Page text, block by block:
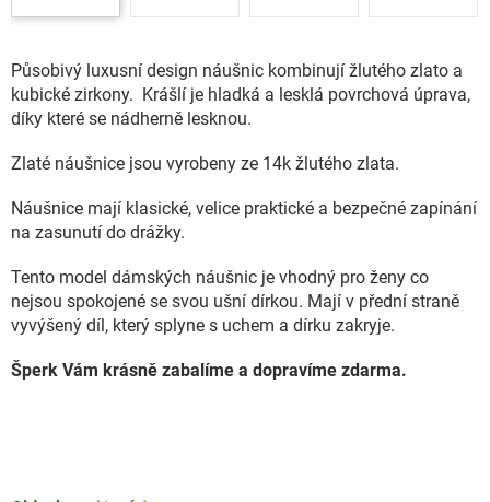
Působivý luxusní design náušnic kombinují žlutého zlato a
kubické zirkony. Krášlí je hladká a lesklá povrchová úprava,
díky které se nádherně lesknou.
Zlaté náušnice jsou vyrobeny ze 14k žlutého zlata.
Náušnice mají klasické, velice praktické a bezpečné zapínání
na zasunutí do drážky.
Tento model dámských náušnic je vhodný pro ženy co
nejsou spokojené se svou ušní dírkou. Mají v přední straně
vyvýšený díl, který splyne s uchem a dírku zakryje.
Šperk Vám krásně zabalíme a dopravíme zdarma.